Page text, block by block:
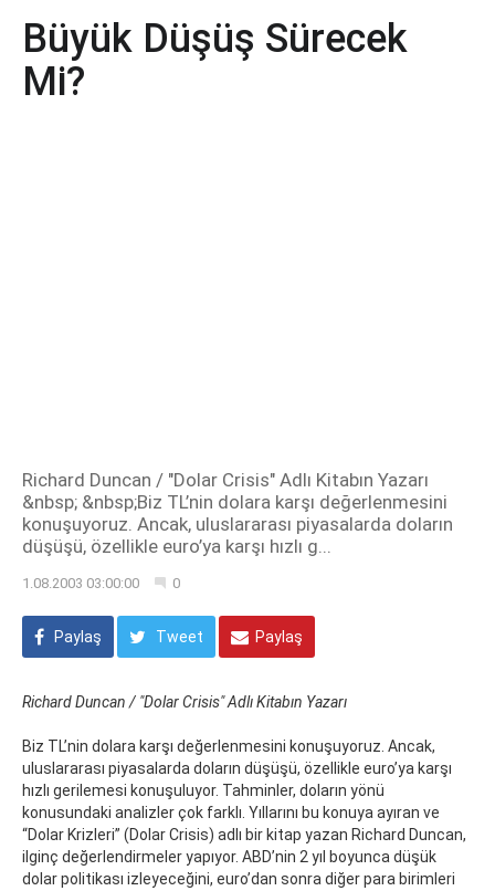
Büyük Düşüş Sürecek
Mi?
Richard Duncan / "Dolar Crisis" Adlı Kitabın Yazarı
&nbsp; &nbsp;Biz TL’nin dolara karşı değerlenmesini
konuşuyoruz. Ancak, uluslararası piyasalarda doların
düşüşü, özellikle euro’ya karşı hızlı g...
1.08.2003 03:00:00 0
Paylaş Tweet Paylaş
Richard Duncan / "Dolar Crisis" Adlı Kitabın Yazarı
Biz TL’nin dolara karşı değerlenmesini konuşuyoruz. Ancak,
uluslararası piyasalarda doların düşüşü, özellikle euro’ya karşı
hızlı gerilemesi konuşuluyor. Tahminler, doların yönü
konusundaki analizler çok farklı. Yıllarını bu konuya ayıran ve
“Dolar Krizleri” (Dolar Crisis) adlı bir kitap yazan Richard Duncan,
ilginç değerlendirmeler yapıyor. ABD’nin 2 yıl boyunca düşük
dolar politikası izleyeceğini, euro’dan sonra diğer para birimleri